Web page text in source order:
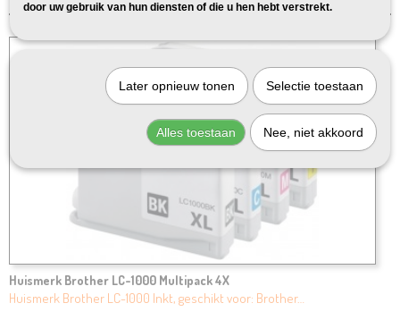
Huismerk Brother LC-1000 Multipack 4X
Huismerk Brother LC-1000 Inkt, geschikt voor: Brother…
door uw gebruik van hun diensten of die u hen hebt verstrekt.
Later opnieuw tonen Selectie toestaan
Alles toestaan Nee, niet akkoord